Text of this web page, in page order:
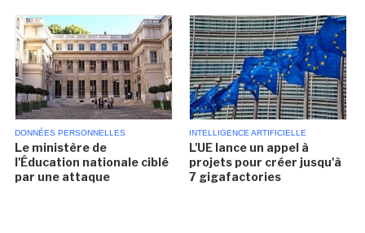
DONNÉES PERSONNELLES
Le ministère de
l'Éducation nationale ciblé
par une attaque
INTELLIGENCE ARTIFICIELLE
L'UE lance un appel à
projets pour créer jusqu'à
7 gigafactories